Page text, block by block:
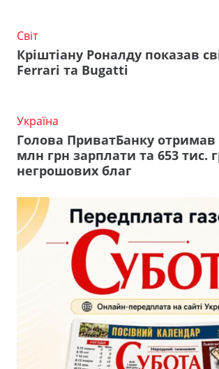
Світ
Кріштіану Роналду показав
Ferrari та Bugatti
Україна
Голова ПриватБанку отримав
млн грн зарплати та 653 тис.
негрошових благ